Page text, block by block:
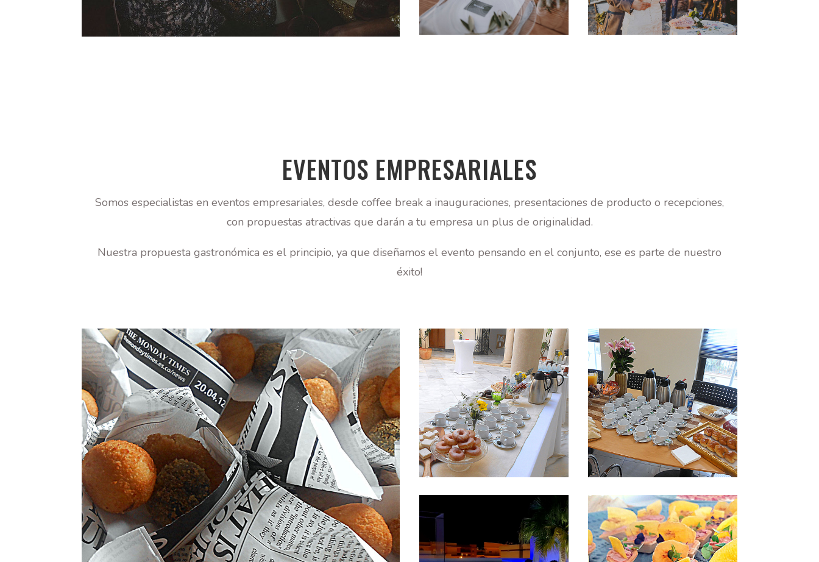
EVENTOS EMPRESARIALES
Somos especialistas en eventos empresariales, desde coffee break a inauguraciones, presentaciones de producto o recepciones,
con propuestas atractivas que darán a tu empresa un plus de originalidad.
Nuestra propuesta gastronómica es el principio, ya que diseñamos el evento pensando en el conjunto, ese es parte de nuestro
éxito!